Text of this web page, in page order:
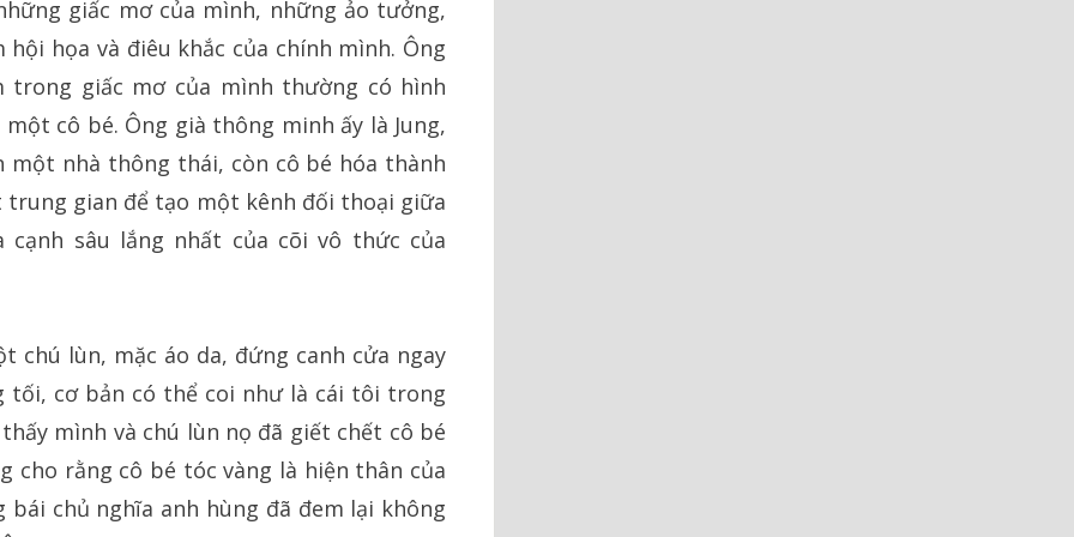
giấc mơ của mình, những ảo tưởng,
họa và điêu khắc của chính mình. Ông
giấc mơ của mình thường có hình
cô bé. Ông già thông minh ấy là Jung,
một nhà thông thái, còn cô bé hóa thành
gian để tạo một kênh đối thoại giữa
sâu lắng nhất của cõi vô thức của
chú lùn, mặc áo da, đứng canh cửa ngay
tối, cơ bản có thể coi như là cái tôi trong
mình và chú lùn nọ đã giết chết cô bé
cho rằng cô bé tóc vàng là hiện thân của
chủ nghĩa anh hùng đã đem lại không